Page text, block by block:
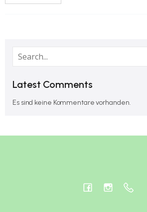
Latest Comments
Es sind keine Kommentare vorhanden.